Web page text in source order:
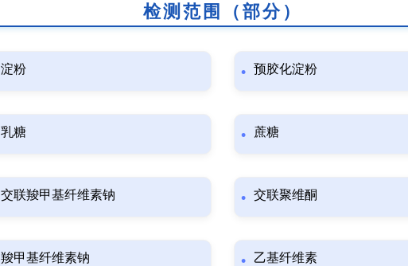
检测范围（部分）
淀粉 预胶化淀粉
乳糖 蔗糖
交联羧甲基纤维素钠 交联聚维酮
羧甲基纤维素钠 乙基纤维素